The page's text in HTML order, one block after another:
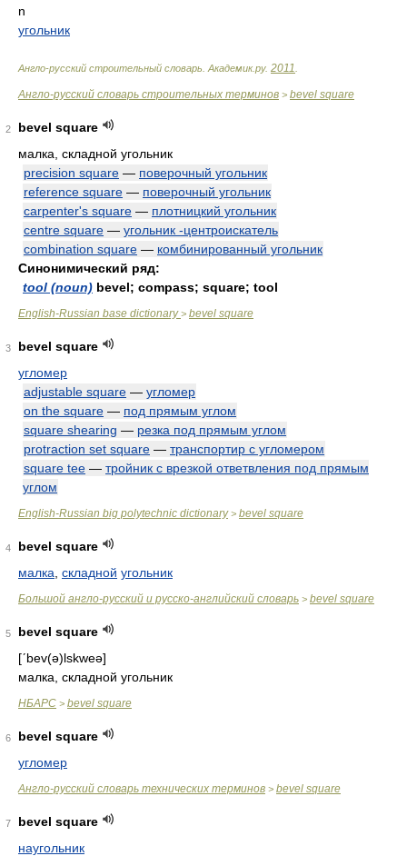
n
угольник
Англо-русский строительный словарь Академик.ру. 2011
Англо-русский словарь строительных терминов > bevel square
2
bevel square
малка, складной угольник
precision square — поверочный угольник
reference square — поверочный угольник
carpenter's square — плотницкий угольник
centre square — угольник -центроискатель
combination square — комбинированный угольник
Синонимический ряд:
tool (noun) bevel; compass; square; tool
English-Russian base dictionary> bevel square
3
bevel square
угломер
adjustable square — угломер
on the square — под прямым углом
square shearing — резка под прямым углом
protraction set square — транспортир с угломером
square tee — тройник с врезкой ответвления под прямым
углом
English-Russian big polytechnic dictionary> bevel square
4
bevel square
малка складной угольник
Большой англо-русский и русско-английский словарь > bevel square
5
bevel square
[ʹbev(ə)lskweə]
малка, складной угольник
НБАРС > bevel square
6
bevel square
угломер
Англо-русский словарь технических терминов > bevel square
7
bevel square
наугольник